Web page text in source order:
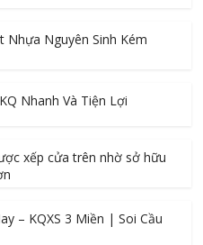
Nhựa Nguyên Sinh Kém
Nhanh Và Tiện Lợi
xếp cửa trên nhờ sở hữu
– KQXS 3 Miền | Soi Cầu